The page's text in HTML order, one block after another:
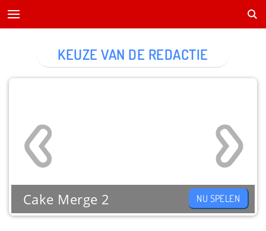
KEUZE VAN DE REDACTIE
Cake Merge 2 NU SPELEN